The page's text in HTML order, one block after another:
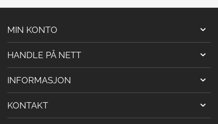
MIN KONTO
HANDLE PÅ NETT
INFORMASJON
KONTAKT